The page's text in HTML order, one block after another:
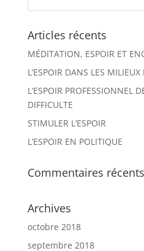
Articles récents
MÉDITATION, ESPOIR ET
L’ESPOIR DANS LES
L’ESPOIR PROFESSIONNEL
DIFFICULTE
STIMULER L’ESPOIR
L’ESPOIR EN POLITIQUE
Commentaires récents
Archives
octobre 2018
septembre 2018